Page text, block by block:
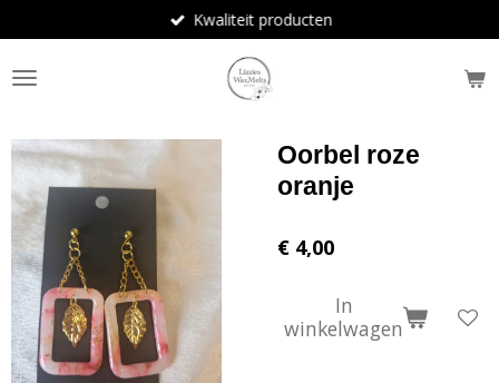
direct
naar
de
Kwaliteit producten
Oorbel roze
oranje
€ 4,00
In
winkelwagen